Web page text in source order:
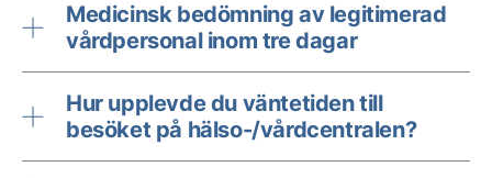
Medicinsk bedömning av legitimerad
vårdpersonal inom tre dagar
Hur upplevde du väntetiden till
besöket på hälso-/vårdcentralen?